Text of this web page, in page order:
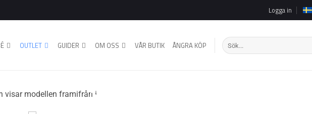
Logga in
OUTLET GUIDER OM OSS VÅR BUTIK ÅNGRA KÖP
Sök
efter: